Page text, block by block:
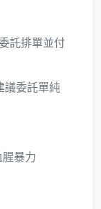
託排單並付
議委託單純
暴力